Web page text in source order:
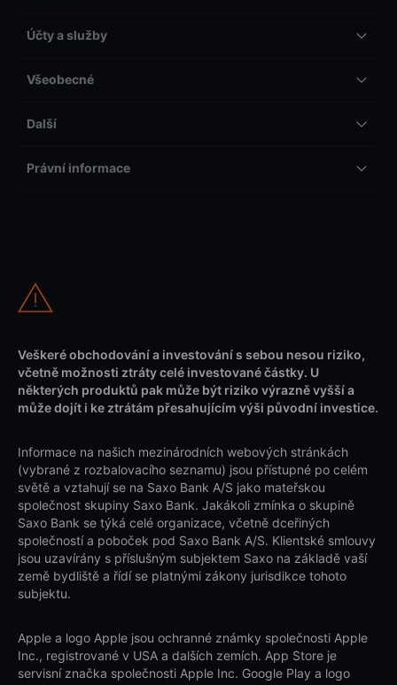
Účty a služby
Všeobecné
Další
Právní informace
Veškeré obchodování a investování s sebou nesou riziko,
včetně možnosti ztráty celé investované částky. U
některých produktů pak může být riziko výrazně vyšší a
může dojít i ke ztrátám přesahujícím výši původní investice.
Informace na našich mezinárodních webových stránkách
(vybrané z rozbalovacího seznamu) jsou přístupné po celém
světě a vztahují se na Saxo Bank A/S jako mateřskou
společnost skupiny Saxo Bank. Jakákoli zmínka o skupině
Saxo Bank se týká celé organizace, včetně dceřiných
společností a poboček pod Saxo Bank A/S. Klientské smlouvy
jsou uzavírány s příslušným subjektem Saxo na základě vaší
země bydliště a řídí se platnými zákony jurisdikce tohoto
subjektu.
Apple a logo Apple jsou ochranné známky společnosti Apple
Inc., registrované v USA a dalších zemích. App Store je
servisní značka společnosti Apple Inc. Google Play a logo